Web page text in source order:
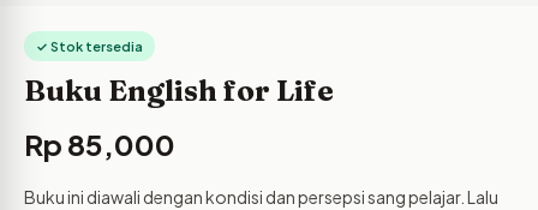
✓ Stok tersedia
Buku English for Life
Rp 85,000
Buku ini diawali dengan kondisi dan persepsi sang pelajar. Lalu